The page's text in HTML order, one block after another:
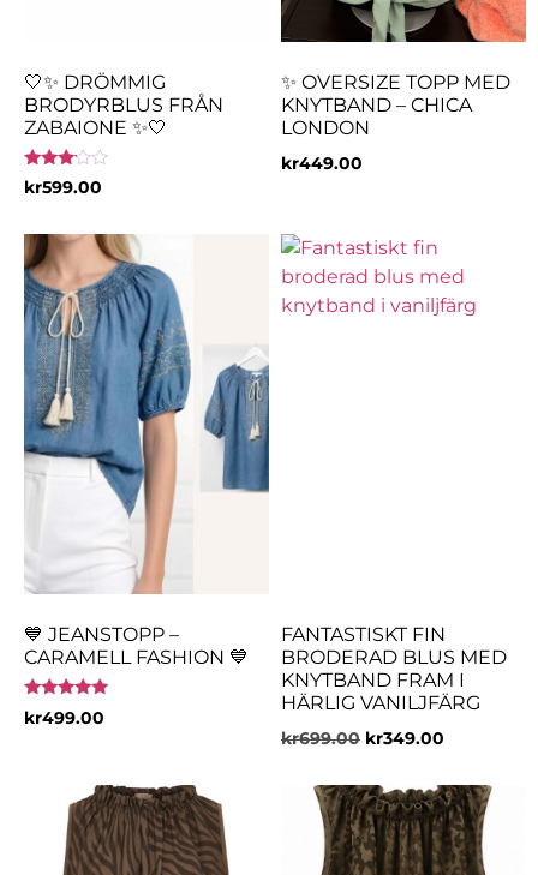
🤍✨ DRÖMMIG
BRODYRBLUS FRÅN
ZABAIONE ✨🤍
Betygsatt
3.00
kr599.00
✨ OVERSIZE TOPP MED
KNYTBAND – CHICA
LONDON
kr449.00
💙 JEANSTOPP –
CARAMELL FASHION 💙
Betygsatt
5.00
kr499.00
FANTASTISKT FIN
BRODERAD BLUS MED
KNYTBAND FRAM I
HÄRLIG VANILJFÄRG
kr699.00 kr349.00